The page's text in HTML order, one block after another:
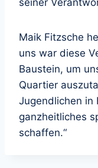
Maik Fitzsche
uns war diese
Baustein, um
Quartier
Jugendlichen in
ganzheitliches
schaffen.“